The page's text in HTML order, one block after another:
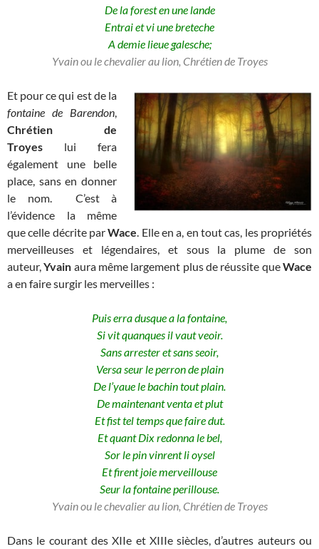
De la forest en une lande
Entrai et vi une breteche
A demie lieue galesche;
Yvain ou le chevalier au lion, Chrétien de Troyes
Et pour ce qui est de la
fontaine de Barendon,
Chrétien de
Troyes lui fera
également une belle
place, sans en donner
le nom. C’est à
l’évidence la même
que celle décrite parWace. Elle en a, en tout cas, les propriétés
merveilleuses et légendaires,
et sous la plume de son
auteur,Yvain aura même largement plus de réussite queWace
a en faire surgir les merveilles :
Puis erra dusque a la fontaine,
Si vit quanques il vaut veoir.
Sans arrester et sans seoir,
Versa seur le perron de plain
De l’yaue le bachin tout plain.
De maintenant venta et plut
Et fist tel temps que faire dut.
Et quant Dix redonna le bel,
Sor le pin vinrent li oysel
Et firent joie merveillouse
Seur la fontaine perillouse.
Yvain ou le chevalier au lion, Chrétien de Troyes
Dans le courant des XIIe et XIIIe siècles, d’autres auteurs ou